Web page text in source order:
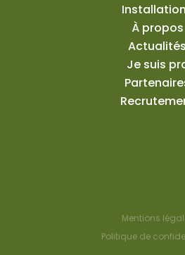
À propos
Actualités
Je suis
Mentions
Politique de